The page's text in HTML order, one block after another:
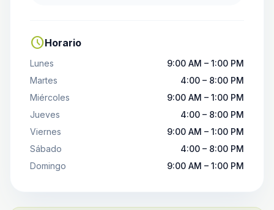
scheduleHorario
Lunes
9:00 AM – 1:00 PM
Martes
4:00 – 8:00 PM
Miércoles
9:00 AM – 1:00 PM
Jueves
4:00 – 8:00 PM
Viernes
9:00 AM – 1:00 PM
Sábado
4:00 – 8:00 PM
Domingo
9:00 AM – 1:00 PM